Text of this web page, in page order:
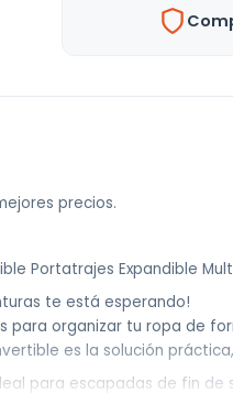
precios.
Portatrajes Expandible
te está esperando!
para organizar tu ropa de
es la solución
para escapadas de fin